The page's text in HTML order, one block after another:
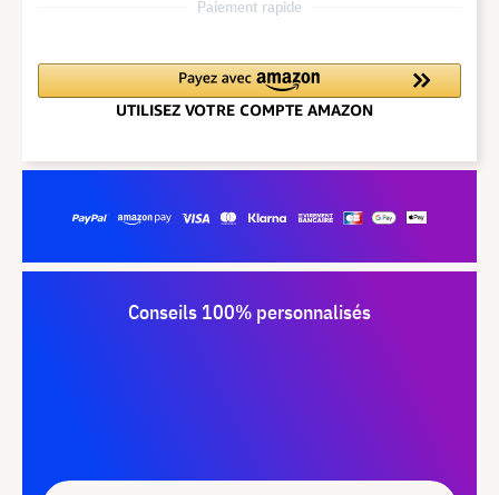
Paiement rapide
Conseils 100% personnalisés